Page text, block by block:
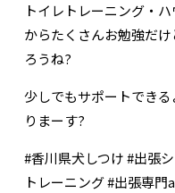
トイレトレーニング・
からたくさんお勉強だ
ろうね?
少しでもサポートでき
りまーす?
#香川県犬しつけ #出張
トレーニング #出張専